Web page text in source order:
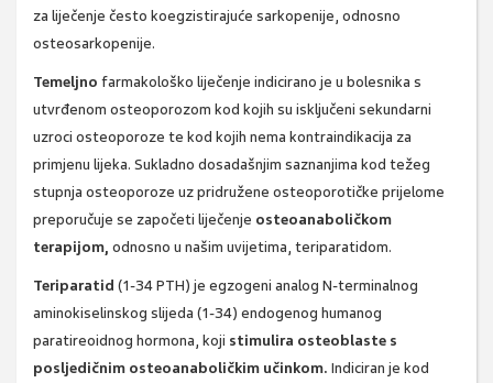
za liječenje često koegzistirajuće sarkopenije, odnosno
osteosarkopenije.
Temeljno farmakološko liječenje indicirano je u bolesnika s
utvrđenom osteoporozom kod kojih su isključeni sekundarni
uzroci osteoporoze te kod kojih nema kontraindikacija za
primjenu lijeka. Sukladno dosadašnjim saznanjima kod težeg
stupnja osteoporoze uz pridružene osteoporotičke prijelome
preporučuje se započeti liječenje osteoanaboličkom
terapijom, odnosno u našim uvijetima, teriparatidom.
Teriparatid (1-34 PTH) je egzogeni analog N-terminalnog
aminokiselinskog slijeda (1-34) endogenog humanog
paratireoidnog hormona, koji stimulira osteoblaste s
posljedičnim osteoanaboličkim učinkom. Indiciran je kod